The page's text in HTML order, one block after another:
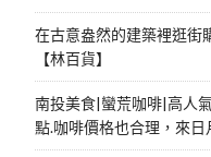
在古意盎然的建築裡逛街
【林百貨】
南投美食|蠻荒咖啡|高人
點.咖啡價格也合理，來